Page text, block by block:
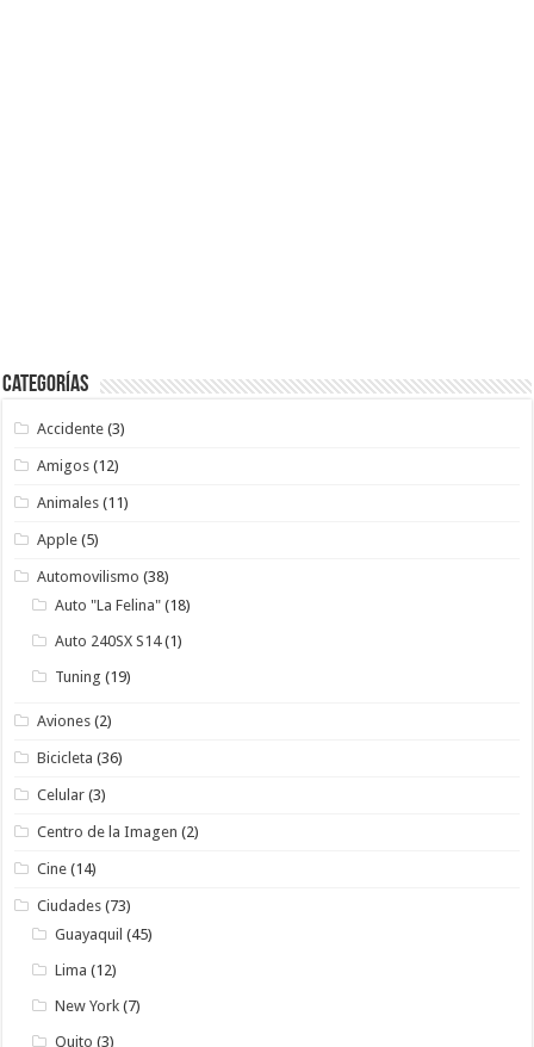
Categorías
Accidente (3)
Amigos (12)
Animales (11)
Apple (5)
Automovilismo (38)
Auto "La Felina" (18)
Auto 240SX S14(1)
Tuning (19)
Aviones (2)
Bicicleta (36)
Celular (3)
Centro de la Imagen (2)
Cine (14)
Ciudades (73)
Guayaquil (45)
Lima (12)
New York (7)
Quito (3)